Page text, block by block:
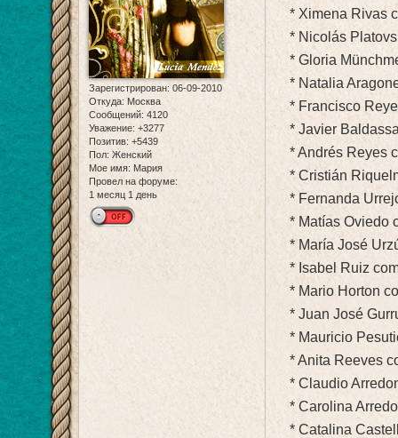
Зарегистрирован: 06-09-2010
Откуда: Москва
Сообщений: 4120
Уважение: +3277
Позитив: +5439
Пол: Женский
Мое имя: Мария
Провел на форуме:
1 месяц 1 день
* Ximena Rivas
* Nicolás
* Gloria
* Natalia
* Francisco
* Javier
* Andrés Reyes
* Cristián
* Fernanda
* Matías Oviedo
* María José
* Isabel Ruiz
* Mario Horton
* Juan José
* Mauricio
* Anita Reeves
* Claudio
* Carolina
* Catalina